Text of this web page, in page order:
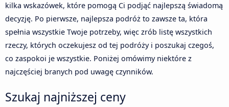
kilka wskazówek, które pomogą Ci podjąć najlepszą świadomą
decyzję. Po pierwsze, najlepsza podróż to zawsze ta, która
spełnia wszystkie Twoje potrzeby, więc zrób listę wszystkich
rzeczy, których oczekujesz od tej podróży i poszukaj czegoś,
co zaspokoi je wszystkie. Poniżej omówimy niektóre z
najczęściej branych pod uwagę czynników.
Szukaj najniższej ceny